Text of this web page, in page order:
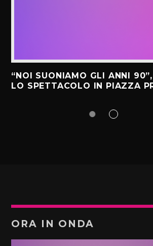
“NOI SUONIAMO GLI ANNI
LO SPETTACOLO IN PIAZZA
ORA IN ONDA